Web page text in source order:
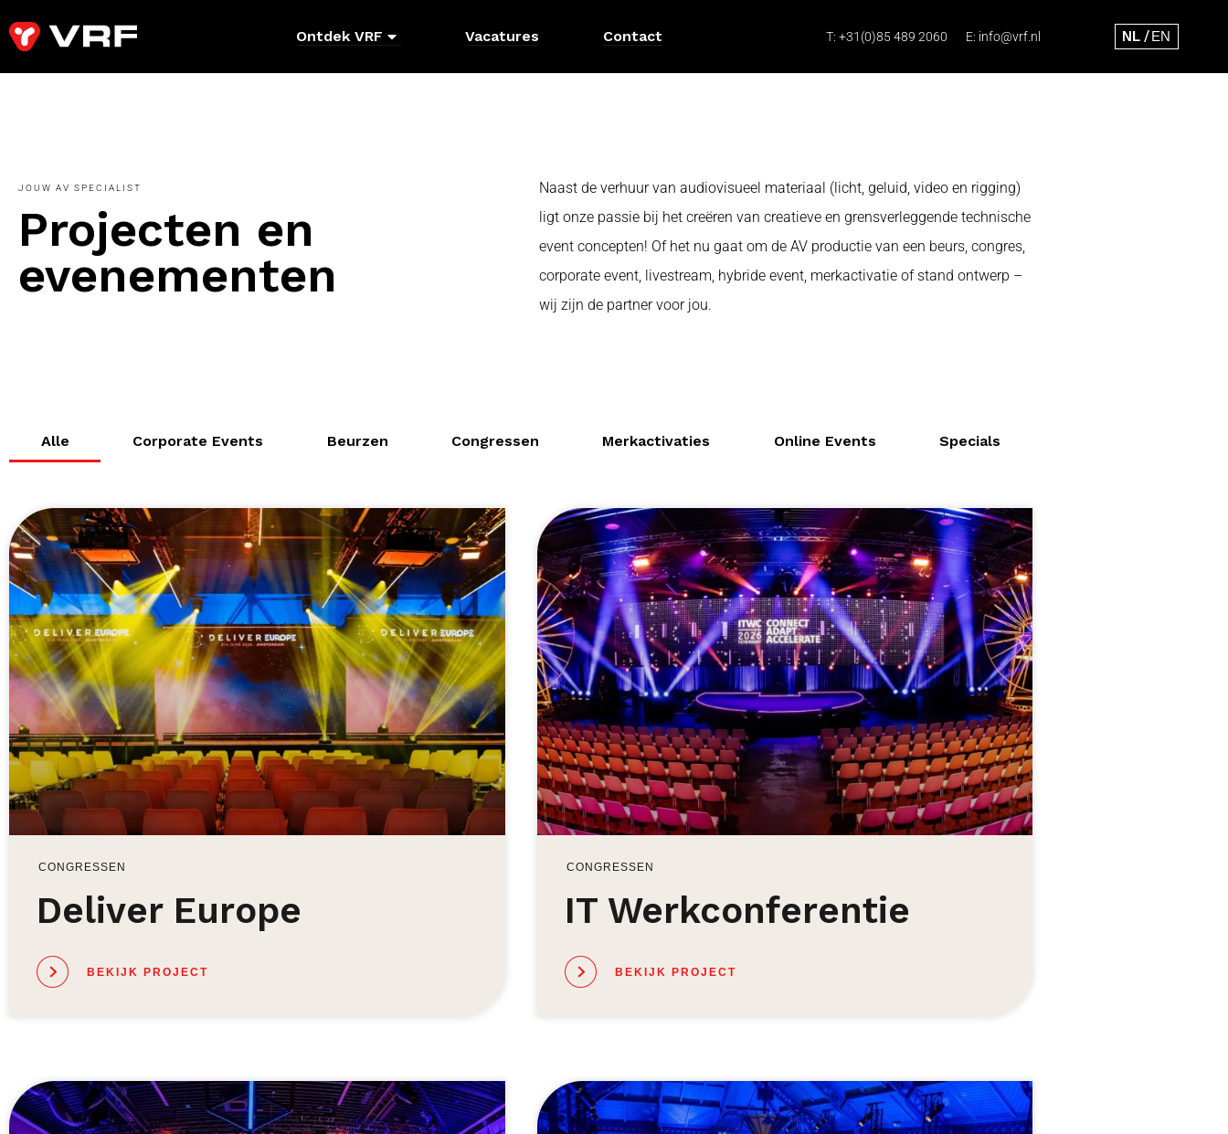
Ontdek VRF Vacatures Contact T: +31(0)85 489 2060 E: info@vrf.nl
JOUW AV SPECIALIST
Projecten en
evenementen
Naast de verhuur van audiovisueel materiaal (licht, geluid, video en rigging)
ligt onze passie bij het creëren van creatieve en grensverleggende technische
event concepten! Of het nu gaat om de AV productie van een beurs, congres,
corporate event, livestream, hybride event, merkactivatie of stand ontwerp –
wij zijn de partner voor jou.
Alle Corporate Events Beurzen Congressen Merkactivaties Online Events Specials
CONGRESSEN
Deliver Europe
BEKIJK PROJECT
CONGRESSEN
IT Werkconferentie
BEKIJK PROJECT